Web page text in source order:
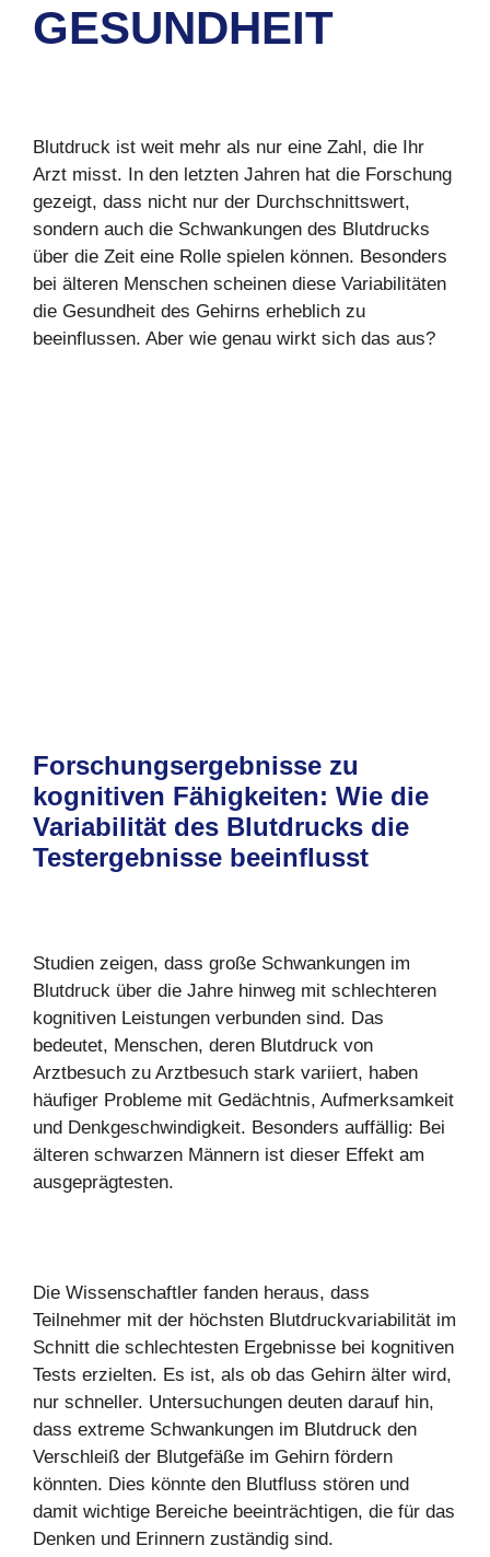
GESUNDHEIT
Blutdruck ist weit mehr als nur eine Zahl, die Ihr
Arzt misst. In den letzten Jahren hat die Forschung
gezeigt, dass nicht nur der Durchschnittswert,
sondern auch die Schwankungen des Blutdrucks
über die Zeit eine Rolle spielen können. Besonders
bei älteren Menschen scheinen diese Variabilitäten
die Gesundheit des Gehirns erheblich zu
beeinflussen. Aber wie genau wirkt sich das aus?
Forschungsergebnisse zu
kognitiven Fähigkeiten: Wie die
Variabilität des Blutdrucks die
Testergebnisse beeinflusst
Studien zeigen, dass große Schwankungen im
Blutdruck über die Jahre hinweg mit schlechteren
kognitiven Leistungen verbunden sind. Das
bedeutet, Menschen, deren Blutdruck von
Arztbesuch zu Arztbesuch stark variiert, haben
häufiger Probleme mit Gedächtnis, Aufmerksamkeit
und Denkgeschwindigkeit. Besonders auffällig: Bei
älteren schwarzen Männern ist dieser Effekt am
ausgeprägtesten.
Die Wissenschaftler fanden heraus, dass
Teilnehmer mit der höchsten Blutdruckvariabilität im
Schnitt die schlechtesten Ergebnisse bei kognitiven
Tests erzielten. Es ist, als ob das Gehirn älter wird,
nur schneller. Untersuchungen deuten darauf hin,
dass extreme Schwankungen im Blutdruck den
Verschleiß der Blutgefäße im Gehirn fördern
könnten. Dies könnte den Blutfluss stören und
damit wichtige Bereiche beeinträchtigen, die für das
Denken und Erinnern zuständig sind.